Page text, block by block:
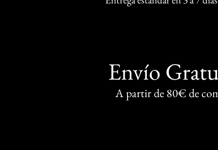
Envío
A partir de 80€ de